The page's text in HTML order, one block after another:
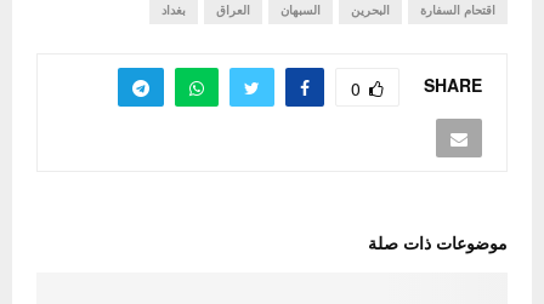
اقتحام السفارة البحرين السبهان العراق بغداد
SHARE
0
موضوعات ذات صلة